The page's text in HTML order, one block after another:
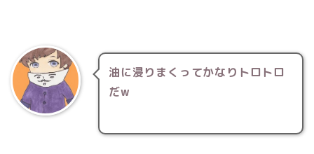
油に浸りまくってかなりトロトロ
だw